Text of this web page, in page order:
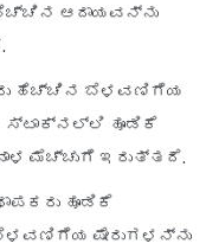
ಆದಾಯವನ್ನು
ಹೆಚ್ಚಿನ ಬೆಳವಣಿಗೆಯ
ಸ್ಟಾಕ್‌ನಲ್ಲಿ ಹೂಡಿಕೆ
ಮೆಚ್ಚುಗೆ ಇರುತ್ತದೆ.
ಹೂಡಿಕೆ
ಷೇರುಗಳನ್ನು